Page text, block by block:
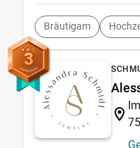
Bräutigam
3